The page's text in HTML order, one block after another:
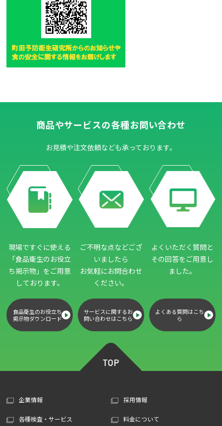
商品やサービスの各種お問い合わせ
お見積や注文依頼なども承っております。
現場ですぐに使える
「食品衛生のお役立
ち掲示物」 をご用意
しております。
食品衛生のお役立ち
掲示物ダウンロード
ご不明な点などござ
いましたら
お気軽にお問合わせ
ください。
サービスに関するお
問い合わせはこちら
よくいただく質問と
その回答をご用意し
ました。
よくある質問はこち
ら
企業情報 採用情報
各種検査・サービス 料金について